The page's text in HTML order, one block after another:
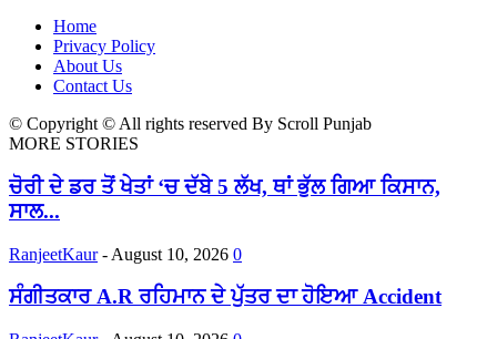
Home
Privacy Policy
About Us
Contact Us
© Copyright © All rights reserved By Scroll Punjab
MORE STORIES
ਚੋਰੀ ਦੇ ਡਰ ਤੋਂ ਖੇਤਾਂ ‘ਚ ਦੱਬੇ 5 ਲੱਖ, ਥਾਂ ਭੁੱਲ ਗਿਆ ਕਿਸਾਨ,
ਸਾਲ...
RanjeetKaur - August 10, 2026 0
ਸੰਗੀਤਕਾਰ A.R ਰਹਿਮਾਨ ਦੇ ਪੁੱਤਰ ਦਾ ਹੋਇਆ Accident